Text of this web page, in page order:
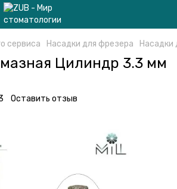
сервиса Насадки для фрезера Насадки
Цилиндр 3.3 мм
Оставить отзыв